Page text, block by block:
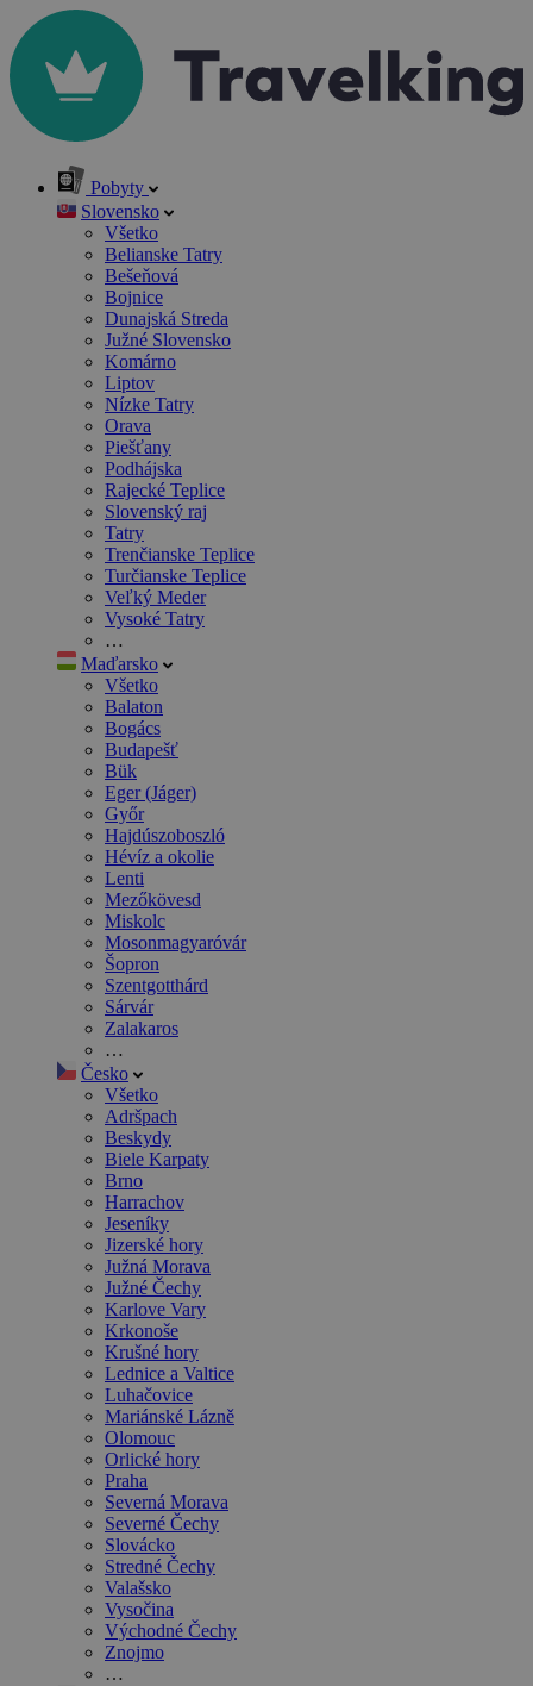
Pobyty
Slovensko
Všetko
Belianske Tatry
Bešeňová
Bojnice
Dunajská Streda
Južné Slovensko
Komárno
Liptov
Nízke Tatry
Orava
Piešťany
Podhájska
Rajecké Teplice
Slovenský raj
Tatry
Trenčianske Teplice
Turčianske Teplice
Veľký Meder
Vysoké Tatry
…
Maďarsko
Všetko
Balaton
Bogács
Budapešť
Bük
Eger (Jáger)
Győr
Hajdúszoboszló
Hévíz a okolie
Lenti
Mezőkövesd
Miskolc
Mosonmagyaróvár
Šopron
Szentgotthárd
Sárvár
Zalakaros
…
Česko
Všetko
Adršpach
Beskydy
Biele Karpaty
Brno
Harrachov
Jeseníky
Jizerské hory
Južná Morava
Južné Čechy
Karlove Vary
Krkonoše
Krušné hory
Lednice a Valtice
Luhačovice
Mariánské Lázně
Olomouc
Orlické hory
Praha
Severná Morava
Severné Čechy
Slovácko
Stredné Čechy
Valašsko
Vysočina
Východné Čechy
Znojmo
…